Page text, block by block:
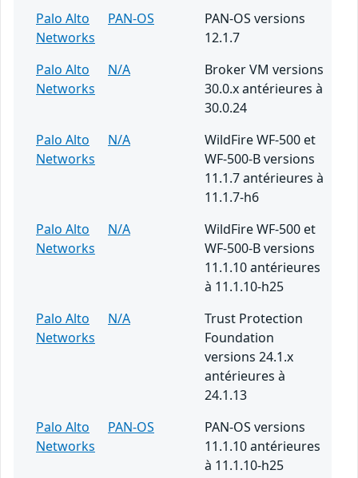
Palo Alto
Networks
PAN-OS
PAN-OS versions
12.1.7
Palo Alto
Networks
N/A
Broker VM versions
30.0.x antérieures à
30.0.24
Palo Alto
Networks
N/A
WildFire WF-500 et
WF-500-B versions
11.1.7 antérieures à
11.1.7-h6
Palo Alto
Networks
N/A
WildFire WF-500 et
WF-500-B versions
11.1.10 antérieures
à 11.1.10-h25
Palo Alto
Networks
N/A
Trust Protection
Foundation
versions 24.1.x
antérieures à
24.1.13
Palo Alto
Networks
PAN-OS
PAN-OS versions
11.1.10 antérieures
à 11.1.10-h25